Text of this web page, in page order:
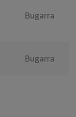
Bugarra
Bugarra